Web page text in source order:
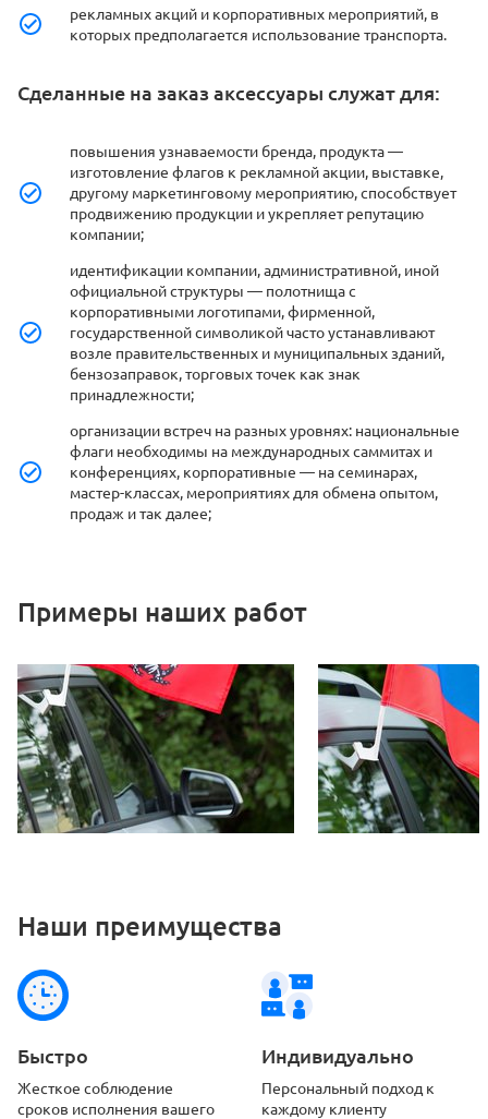
рекламных акций и корпоративных мероприятий, в
которых предполагается использование транспорта.
Сделанные на заказ аксессуары служат для:
повышения узнаваемости бренда, продукта —
изготовление флагов к рекламной акции, выставке,
другому маркетинговому мероприятию, способствует
продвижению продукции и укрепляет репутацию
компании;
идентификации компании, административной, иной
официальной структуры — полотнища с
корпоративными логотипами, фирменной,
государственной символикой часто устанавливают
возле правительственных и муниципальных зданий,
бензозаправок, торговых точек как знак
принадлежности;
организации встреч на разных уровнях: национальные
флаги необходимы на международных саммитах и
конференциях, корпоративные — на семинарах,
мастер-классах, мероприятиях для обмена опытом,
продаж и так далее;
Примеры наших работ
Наши преимущества
Быстро
Жесткое соблюдение
сроков исполнения вашего
Индивидуально
Персональный подход к
каждому клиенту